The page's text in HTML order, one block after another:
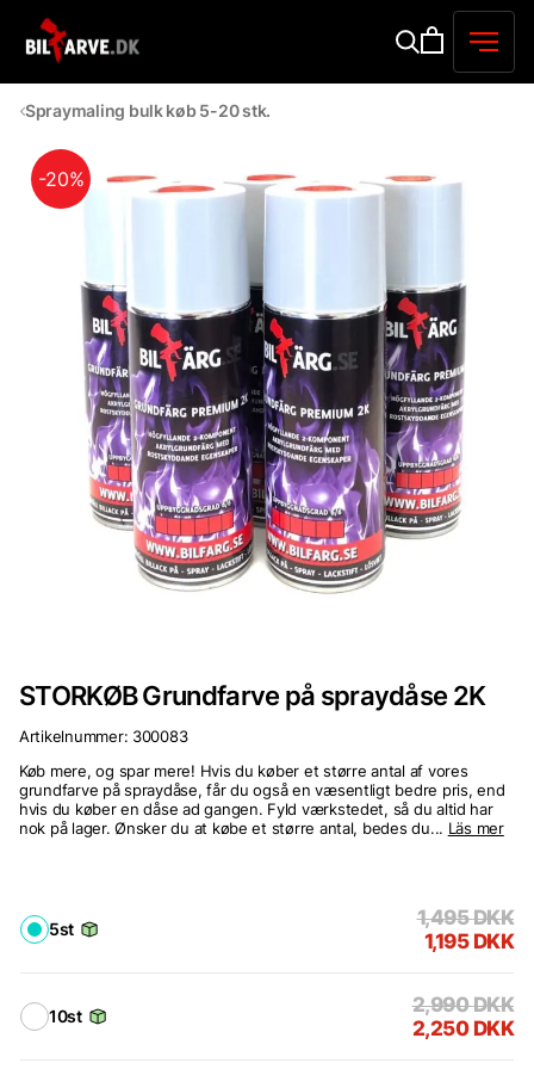
Spraymaling bulk køb 5-20 stk.
-20%
STORKØB Grundfarve på spraydåse 2K
Artikelnummer: 300083
Køb mere, og spar mere! Hvis du køber et større antal af vores
grundfarve på spraydåse, får du også en væsentligt bedre pris, end
hvis du køber en dåse ad gangen. Fyld værkstedet, så du altid har
nok på lager. Ønsker du at købe et større antal, bedes du... Läs mer
5st 1,495DKK
1,195 DKK
10st 2,990DKK
2,250 DKK